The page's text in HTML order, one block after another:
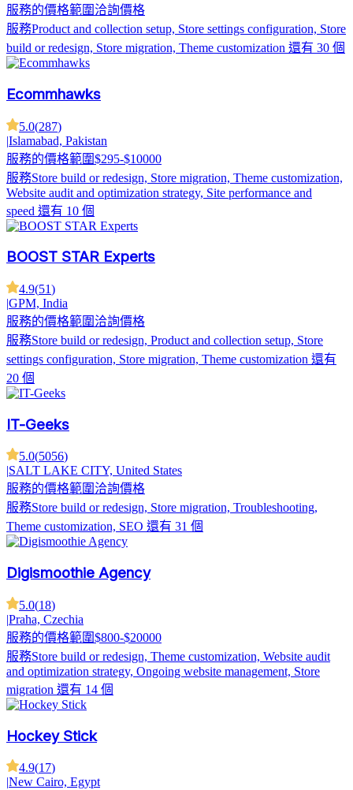
服務的價格範圍 洽詢價格
服務Product and collection setup, Store settings configuration, Store
build or redesign, Store migration, Theme customization 還有 30 個
Ecommhawks
5.0(287)
|Islamabad, Pakistan
服務的價格範圍$295-$10000
服務Store build or redesign, Store migration, Theme customization,
Website audit and optimization strategy, Site performance and
speed 還有 10 個
BOOST STAR Experts
4.9(51)
|GPM, India
服務的價格範圍 洽詢價格
服務Store build or redesign, Product and collection setup, Store
settings configuration, Store migration, Theme customization 還有
20 個
IT-Geeks
5.0(5056)
SALT LAKE CITY, United States
服務的價格範圍 洽詢價格
服務Store build or redesign, Store migration, Troubleshooting,
Theme customization, SEO 還有 31 個
Digismoothie Agency
5.0(18)
|Praha, Czechia
服務的價格範圍$800-$20000
服務Store build or redesign, Theme customization, Website audit
and optimization strategy, Ongoing website management, Store
migration 還有 14 個
Hockey Stick
4.9(17)
|New Cairo, Egypt